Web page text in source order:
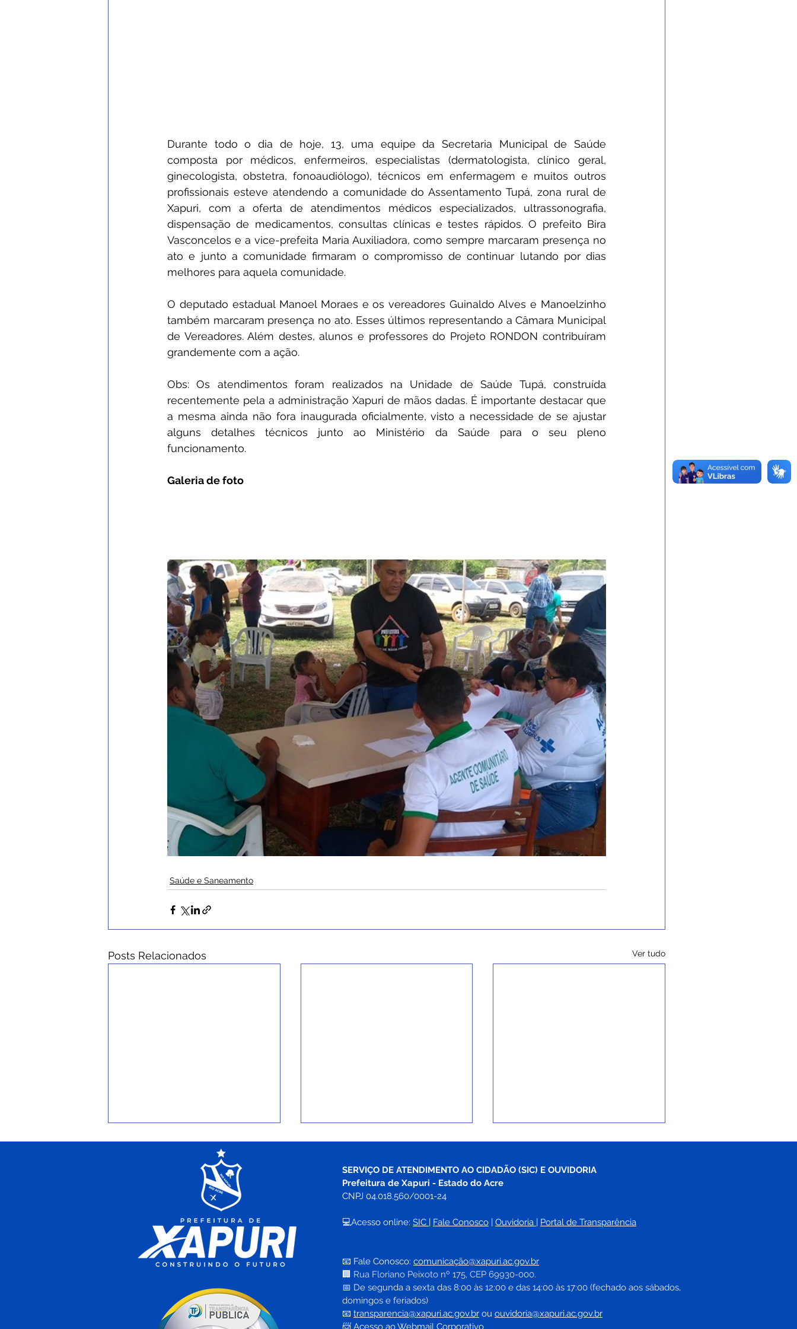
Durante todo o dia de hoje, 13, uma equipe da Secretaria Municipal de Saúde
composta por médicos, enfermeiros, especialistas (dermatologista, clínico geral,
ginecologista, obstetra, fonoaudiólogo), técnicos em enfermagem e muitos outros
profissionais esteve atendendo a comunidade do Assentamento Tupá, zona rural de
Xapuri, com a oferta de atendimentos médicos especializados, ultrassonografia,
dispensação de medicamentos, consultas clínicas e testes rápidos. O prefeito Bira
Vasconcelos e a vice-prefeita Maria Auxiliadora, como sempre marcaram presença no
ato e junto a comunidade firmaram o compromisso de continuar lutando por dias
melhores para aquela comunidade.
O deputado estadual Manoel Moraes e os vereadores Guinaldo Alves e Manoelzinho
também marcaram presença no ato. Esses últimos representando a Câmara Municipal
de Vereadores. Além destes, alunos e professores do Projeto RONDON contribuíram
grandemente com a ação.
Obs: Os atendimentos foram realizados na Unidade de Saúde Tupá, construída
recentemente pela a administração Xapuri de mãos dadas. É importante destacar que
a mesma ainda não fora inaugurada oficialmente, visto a necessidade de se ajustar
alguns detalhes técnicos junto ao Ministério da Saúde para o seu pleno
funcionamento.
Galeria de foto
Saúde e Saneamento
Posts Relacionados Ver tudo
Mais Saúde: Xapuri recebe
micro-ônibus e anuncia
novos veículos para
realizam semana de
exames oftalmológicos
gratuitos
convênios para melhorias
sanitárias no município
SERVIÇO DE ATENDIMENTO AO CIDADÃO (SIC) E OUVIDORIA
Prefeitura de Xapuri - Estado do Acre
CNPJ 04.018.560/0001-24
💻Acesso online: SIC | Fale Conosco | Ouvidoria | Portal de Transparência
📧 Fale Conosco: comunicação@xapuri.ac.gov.br
🏢 Rua Floriano Peixoto nº 175, CEP 69930-000.
📅 De segunda a sexta das 8:00 às 12:00 e das 14:00 às 17:00 (fechado aos sábados,
domingos e feriados)
📧 transparencia@xapuri.ac.gov.br ou ouvidoria@xapuri.ac.gov.br
📨 Acesso ao Webmail Corporativo